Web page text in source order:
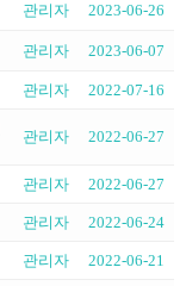
관리자 2023-06-26
관리자 2023-06-07
관리자 2022-07-16
관리자 2022-06-27
관리자 2022-06-27
관리자 2022-06-24
관리자 2022-06-21